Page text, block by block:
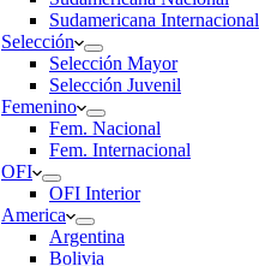
Sudamericana Internacional
Selección
Selección Mayor
Selección Juvenil
Femenino
Fem. Nacional
Fem. Internacional
OFI
OFI Interior
America
Argentina
Bolivia